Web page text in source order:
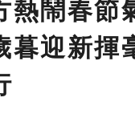
熱鬧春節
暮迎新揮